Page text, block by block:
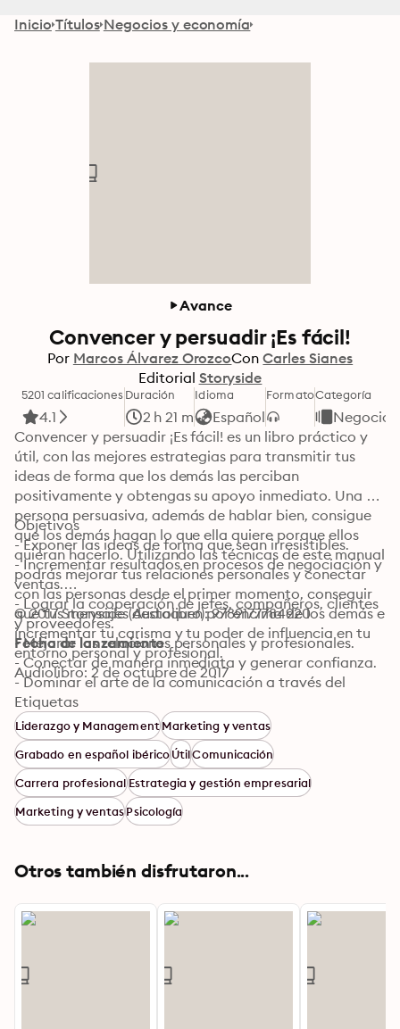
Inicio Títulos Negocios y economía
Avance
Convencer y persuadir ¡Es fácil!
Por Marcos Álvarez OrozcoCon Carles Sianes
Editorial Storyside
5201 calificaciones
4.1
Duración
2 h 21 m
Idioma
Español
FormatoCategoría
Convencer y persuadir ¡Es fácil! es un libro práctico y
útil, con las mejores estrategias para transmitir tus
ideas de forma que los demás las perciban
positivamente y obtengas su apoyo inmediato. Una
persona persuasiva, además de hablar bien, consigue
que los demás hagan lo que ella quiere porque ellos
quieran hacerlo. Utilizando las técnicas de este manual
podrás mejorar tus relaciones personales y conectar
con las personas desde el primer momento, conseguir
que tus mensajes destaquen por encima de los demás e
incrementar tu carisma y tu poder de influencia en tu
entorno personal y profesional.
Objetivos
- Exponer las ideas de forma que sean irresistibles.
- Incrementar resultados en procesos de negociación y
ventas.
- Lograr la cooperación de jefes, compañeros, clientes
y proveedores.
- Mejorar las relaciones personales y profesionales.
- Conectar de manera inmediata y generar confianza.
- Dominar el arte de la comunicación a través del
lenguaje verbal y no verbal.
- Conquistar las mentes de tus interlocutores en la vida
y los negocios.
© 2017 Storyside (Audiolibro): 9789177784920
Fecha de lanzamiento
Audiolibro: 2 de octubre de 2017
Etiquetas
Liderazgo y ManagementMarketing y ventas
Grabado en español ibéricoÚtilComunicación
Carrera profesionalEstrategia y gestión empresarial
Marketing y ventasPsicología
Otros también disfrutaron...